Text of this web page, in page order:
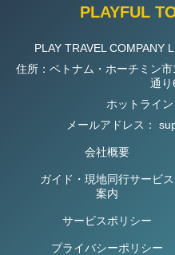
PLAYFUL
PLAY TRAVEL COMPANY
住所：ベトナム・ホーチミン
通
ホットライン
メールアドレス：
会社概要
ガイド・現地同行サービス
案内
サービスポリシー
プライバシーポリシー